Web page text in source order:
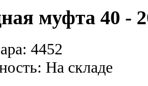
муфта 40 -
4452
На складе